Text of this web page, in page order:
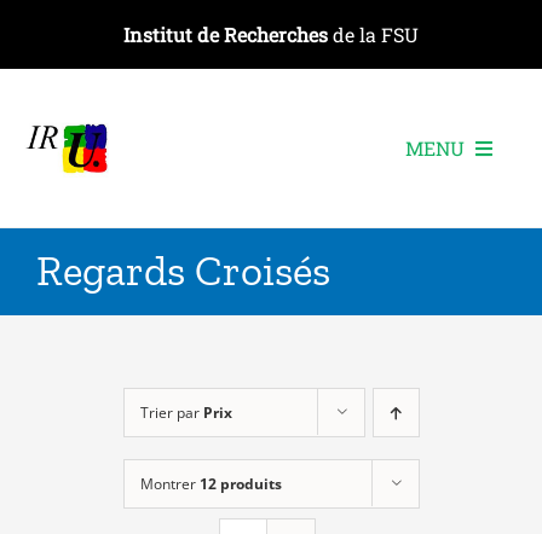
contenu
Institut de Recherchesde la FSU
MENU
Les recherches
Les événements
Regards Croisés
Trier par Prix
Montrer 12 produits